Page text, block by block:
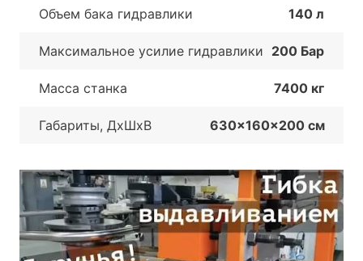
Объем бака гидравлики 140 л
Максимальное усилие гидравлики 200 Бар
Масса станка 7400 кг
Габариты, ДхШxB 630x160x200 см